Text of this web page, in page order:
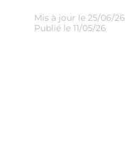
Mis à jour le 25/06/26
Publié le 11/05/26